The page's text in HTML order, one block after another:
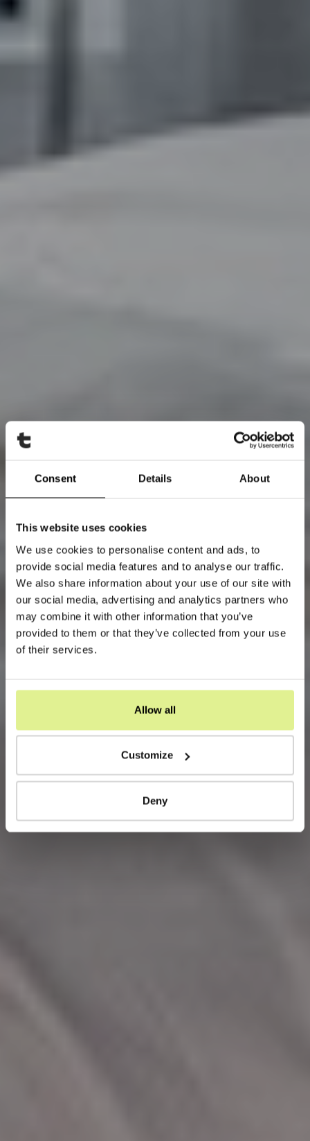
Consent Details About
This website uses cookies
We use cookies to personalise content and ads, to
provide social media features and to analyse our traffic.
We also share information about your use of our site with
our social media, advertising and analytics partners who
may combine it with other information that you’ve
provided to them or that they’ve collected from your use
of their services.
Allow all
Customize
Deny